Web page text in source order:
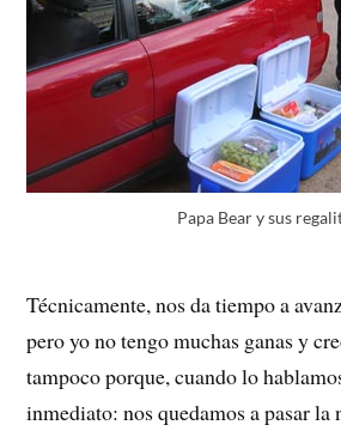
Papa Bear y sus
Técnicamente, nos da tiempo a
pero yo no tengo muchas ganas y
tampoco porque, cuando lo
inmediato: nos quedamos a pasar la